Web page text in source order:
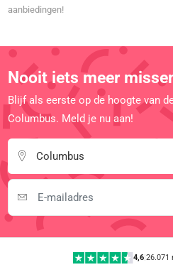
aanbiedingen!
Nooit iets meer
Blijf als eerste op de hoogte van
Columbus. Meld je nu aan!
Columbus
4,6 |26.071